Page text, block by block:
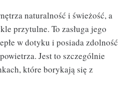
naturalność i świeżość, a
przytulne. To zasługa jego
w dotyku i posiada zdolność
Jest to szczególnie
które borykają się z